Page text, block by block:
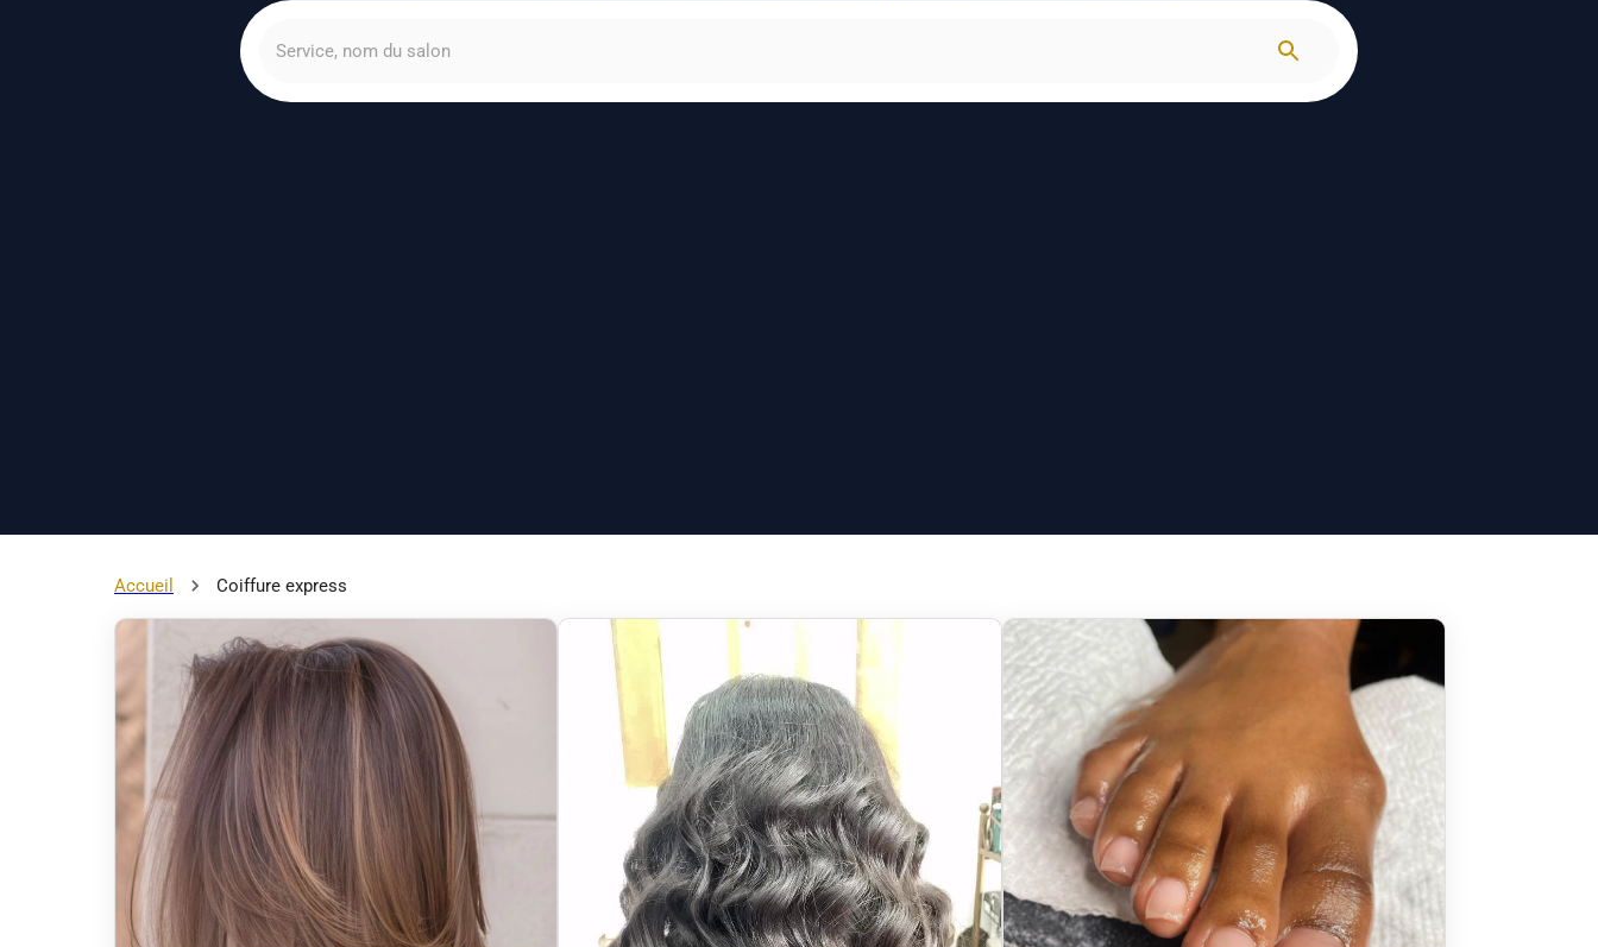
Accueil Coiffure express